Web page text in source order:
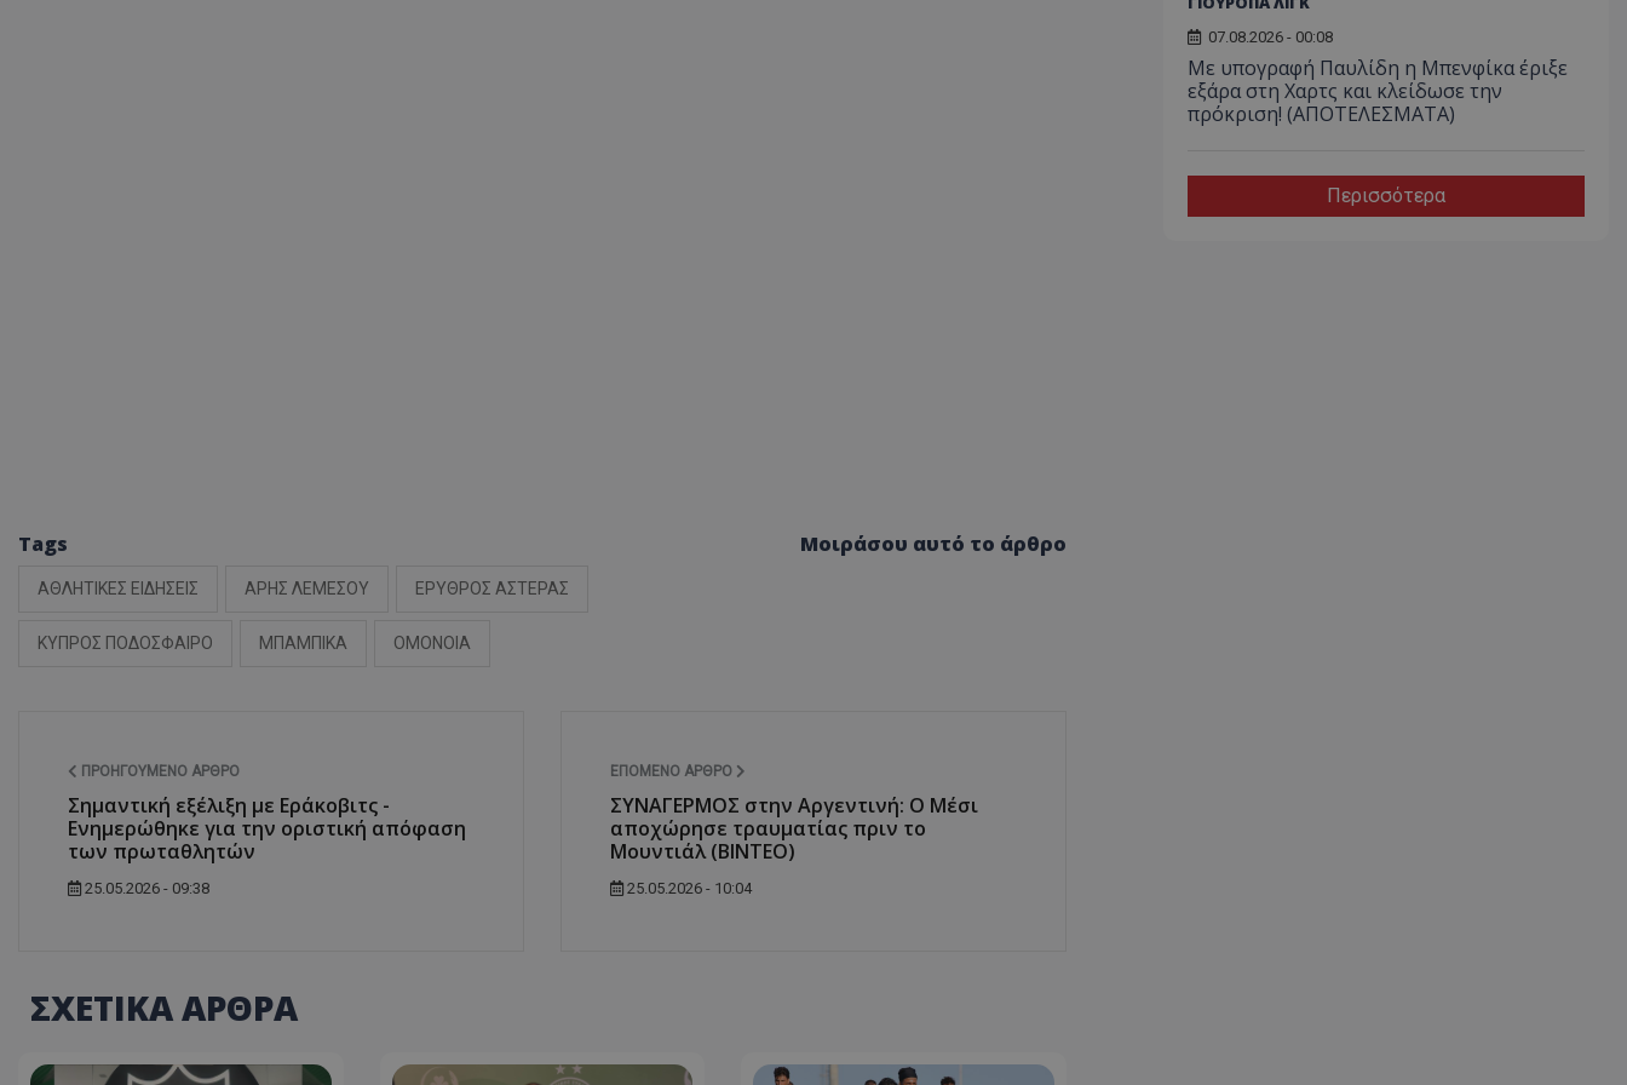
Tags
ΑΘΛΗΤΙΚΕΣ ΕΙΔΗΣΕΙΣ ΑΡΗΣ ΛΕΜΕΣΟΥ ΕΡΥΘΡΟΣ ΑΣΤΕΡΑΣ
ΚΥΠΡΟΣ ΠΟΔΟΣΦΑΙΡΟ ΜΠΑΜΠΙΚΑ ΟΜΟΝΟΙΑ
Μοιράσου αυτό το άρθρο
ΠΡΟΗΓΟΎΜΕΝΟ ΆΡΘΡΟ
Σημαντική εξέλιξη με Εράκοβιτς -
Ενημερώθηκε για την οριστική απόφαση
των πρωταθλητών
25.05.2026 - 09:38
ΕΠΌΜΕΝΟ ΆΡΘΡΟ
ΣΥΝΑΓΕΡΜΟΣ στην Αργεντινή: Ο Μέσι
αποχώρησε τραυματίας πριν το
Μουντιάλ (ΒΙΝΤΕΟ)
25.05.2026 - 10:04
ΣΧΕΤΙΚΑ ΑΡΘΡΑ
07.08.2026 - 00:08
Με υπογραφή Παυλίδη η Μπενφίκα έριξε
εξάρα στη Χαρτς και κλείδωσε την
πρόκριση! (ΑΠΟΤΕΛΕΣΜΑΤΑ)
Περισσότερα